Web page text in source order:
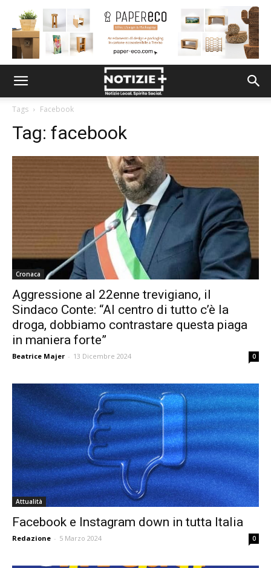
Tags Facebook
Tag: facebook
Cronaca
Aggressione al 22enne trevigiano, il
Sindaco Conte: “Al centro di tutto c’è la
droga, dobbiamo contrastare questa piaga
in maniera forte”
Beatrice Majer - 13 Dicembre 2024 0
Attualità
Facebook e Instagram down in tutta Italia
Redazione - 5 Marzo 2024 0